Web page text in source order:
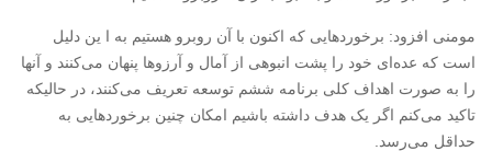
مومنی افزود: برخوردهایی که اکنون با آن روبرو هستیم به ا ین دلیل
است که عده‌ای خود را پشت انبوهی از آمال و آرزوها پنهان می‌کنند و آنها
را به صورت اهداف کلی برنامه ششم توسعه تعریف می‌کنند، در حالیکه
تاکید می‌کنم اگر یک هدف داشته باشیم امکان چنین برخوردهایی به
حداقل می‌رسد.